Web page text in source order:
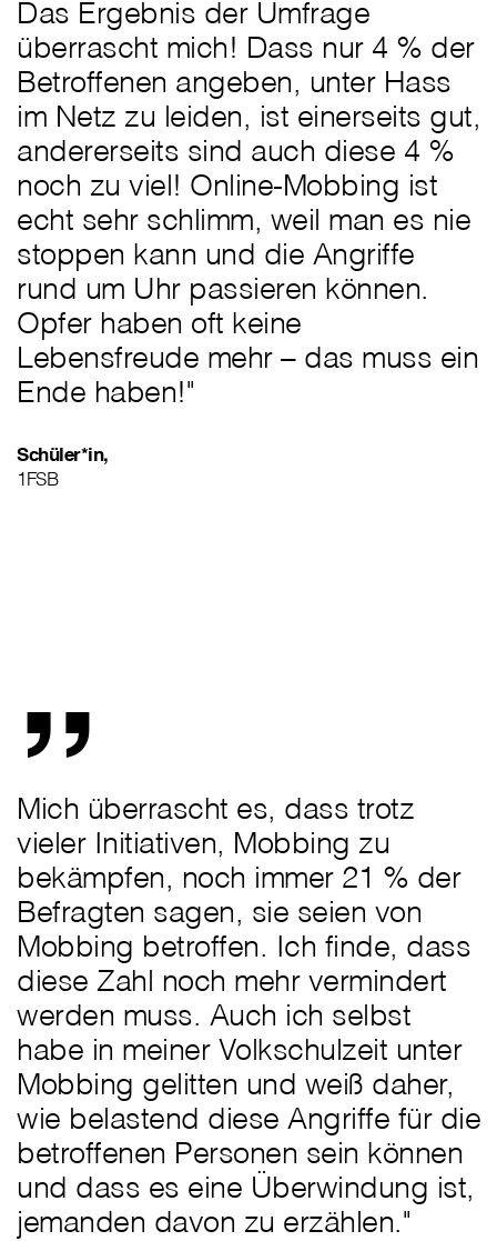
Das Ergebnis der Umfrage
überrascht mich! Dass nur 4 % der
Betroffenen angeben, unter Hass
im Netz zu leiden, ist einerseits gut,
andererseits sind auch diese 4 %
noch zu viel! Online-Mobbing ist
echt sehr schlimm, weil man es nie
stoppen kann und die Angriffe
rund um Uhr passieren können.
Opfer haben oft keine
Lebensfreude mehr – das muss ein
Ende haben!"
Schüler*in,
1FSB
„
Mich überrascht es, dass trotz
vieler Initiativen, Mobbing zu
bekämpfen, noch immer 21 % der
Befragten sagen, sie seien von
Mobbing betroffen. Ich finde, dass
diese Zahl noch mehr vermindert
werden muss. Auch ich selbst
habe in meiner Volkschulzeit unter
Mobbing gelitten und weiß daher,
wie belastend diese Angriffe für die
betroffenen Personen sein können
und dass es eine Überwindung ist,
jemanden davon zu erzählen."